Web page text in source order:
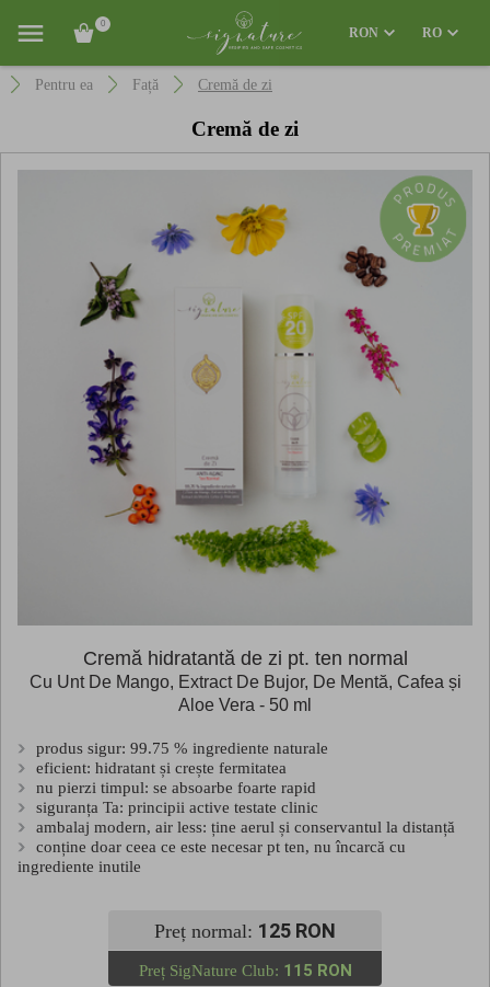
0
RON RO
Pentru ea Față Cremă de zi
Cremă de zi
Cremă hidratantă de zi pt. ten normal
Cu Unt De Mango, Extract De Bujor, De Mentă, Cafea și
Aloe Vera - 50 ml
produs sigur: 99.75 % ingrediente naturale
eficient: hidratant și crește fermitatea
nu pierzi timpul: se absoarbe foarte rapid
siguranța Ta: principii active testate clinic
ambalaj modern, air less: ține aerul și conservantul la distanță
conține doar ceea ce este necesar pt ten, nu încarcă cu
ingrediente inutile
Preț normal: 125 RON
Preț SigNature Club: 115 RON